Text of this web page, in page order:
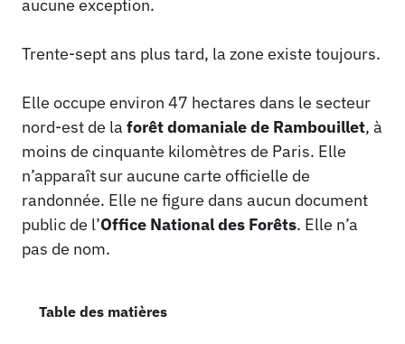
aucune exception.
Trente-sept ans plus tard, la zone existe toujours.
Elle occupe environ 47 hectares dans le secteur
nord-est de la forêt domaniale de Rambouillet, à
moins de cinquante kilomètres de Paris. Elle
n’apparaît sur aucune carte officielle de
randonnée. Elle ne figure dans aucun document
public de l’Office National des Forêts. Elle n’a
pas de nom.
Table des matières